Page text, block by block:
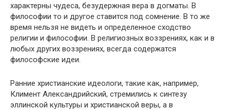
характерны чудеса, безудержная вера в догматы. В
философии то и другое ставится под сомнение. В то же
время нельзя не видеть и определенное сходство
религии и философии. В религиозных воззрениях, как и в
любых других воззрениях, всегда содержатся
философские идеи.
Ранние христианские идеологи, такие как, например,
Климент Александрийский, стремились к синтезу
эллинской культуры и христианской веры, а в